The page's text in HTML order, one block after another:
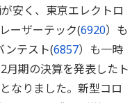
安く、東京エレクトロ
ーザーテック(6920）も
ンテスト(6857）も一時
月期の決算を発表したト
なりました。新型コロ